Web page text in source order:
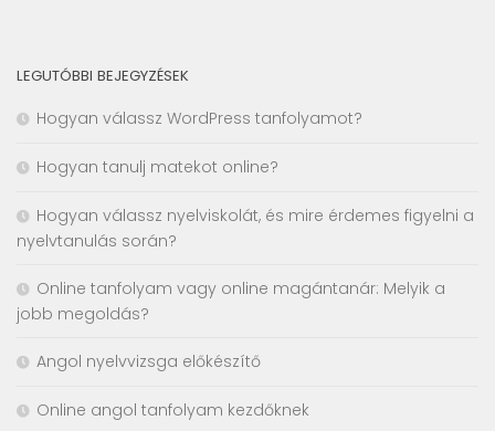
LEGUTÓBBI BEJEGYZÉSEK
Hogyan válassz WordPress tanfolyamot?
Hogyan tanulj matekot online?
Hogyan válassz nyelviskolát, és mire érdemes figyelni a
nyelvtanulás során?
Online tanfolyam vagy online magántanár: Melyik a
jobb megoldás?
Angol nyelvvizsga előkészítő
Online angol tanfolyam kezdőknek